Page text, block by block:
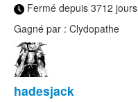
Fermé depuis 3712 jours
Gagné par : Clydopathe
hadesjack